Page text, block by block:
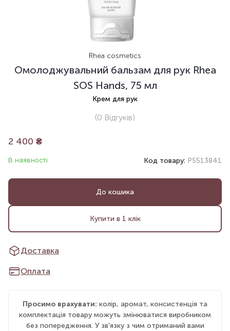
Rhea cosmetics
Омолоджувальний бальзам для рук Rhea
SOS Hands, 75 мл
Крем для рук
(0 Відгуків)
2 400 ₴
В наявності Код товару: P5513841
До кошика
Купити в 1 клік
Доставка
Оплата
Просимо врахувати: колір, аромат, консистенція та
комплектація товару можуть змінюватися виробником
без попередження. У зв'язку з чим отриманий вами